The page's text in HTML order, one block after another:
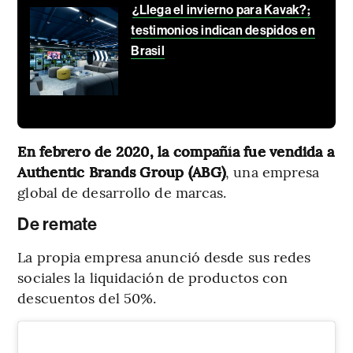
¿Llega el invierno para Kavak?;
testimonios indican despidos en
Brasil
En febrero de 2020, la compañía fue vendida a
Authentic Brands Group (ABG), una empresa
global de desarrollo de marcas.
De remate
La propia empresa anunció desde sus redes
sociales la liquidación de productos con
descuentos del 50%.